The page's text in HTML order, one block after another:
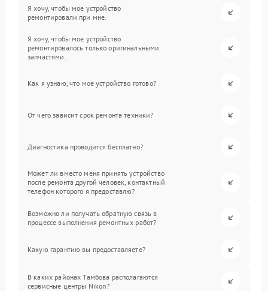
Я хочу, чтобы мое устройство
ремонтировали при мне.
Я хочу, чтобы мое устройство
ремонтировалось только оригинальными
запчастями.
Как я узнаю, что мое устройство готово?
От чего зависит срок ремонта техники?
Диагностика проводится бесплатно?
Может ли вместо меня принять устройство
после ремонта другой человек, контактный
телефон которого я предоставлю?
Возможно ли получать обратную связь в
процессе выполнения ремонтных работ?
Какую гарантию вы предоставляете?
В каких районах Тамбова располагаются
сервисные центры Nikon?